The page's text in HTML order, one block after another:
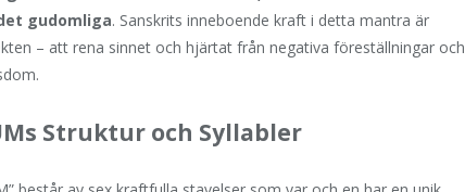
gudomliga. Sanskrits inneboende kraft i detta mantra är
– att rena sinnet och hjärtat från negativa föreställningar och
Struktur och Syllabler